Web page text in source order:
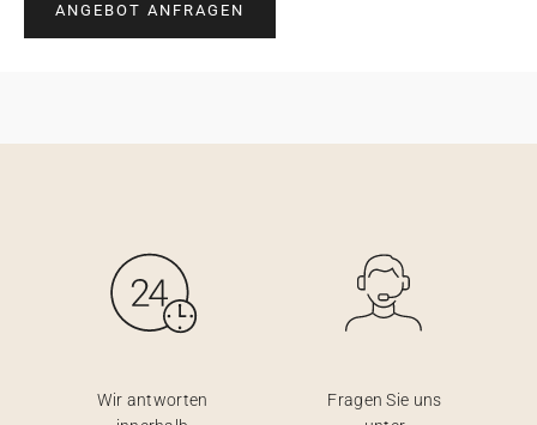
ANGEBOT ANFRAGEN
Wir antworten
Fragen Sie uns